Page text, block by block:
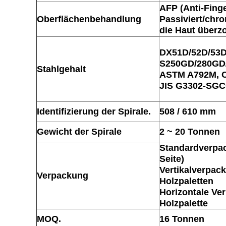
Oberflächenbehandlung
AFP (Anti-
Passiviert/
die Haut
Stahlgehalt
DX51D/52D/
S250GD/
ASTM A792M,
JIS G3302-
Identifizierung der Spirale.
508 / 610 mm
Gewicht der Spirale
2 ~ 20 Tonnen
Verpackung
Seite)
Holzpaletten
Horizontale
Holzpalette
MOQ.
16 Tonnen